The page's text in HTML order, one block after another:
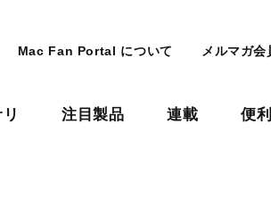
Mac Fan Portal について メルマガ会
注目製品 連載 便